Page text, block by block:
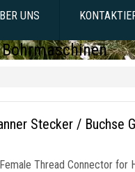
UNS
Stecker / Buchse
Thread Connector